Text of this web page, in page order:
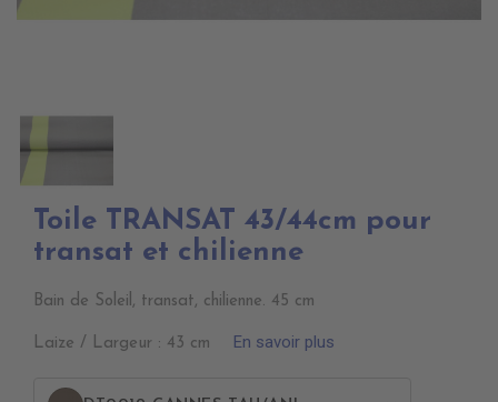
Toile TRANSAT 43/44cm pour
transat et chilienne
Bain de Soleil, transat, chilienne. 45 cm
Laize / Largeur : 43 cm En savoir plus